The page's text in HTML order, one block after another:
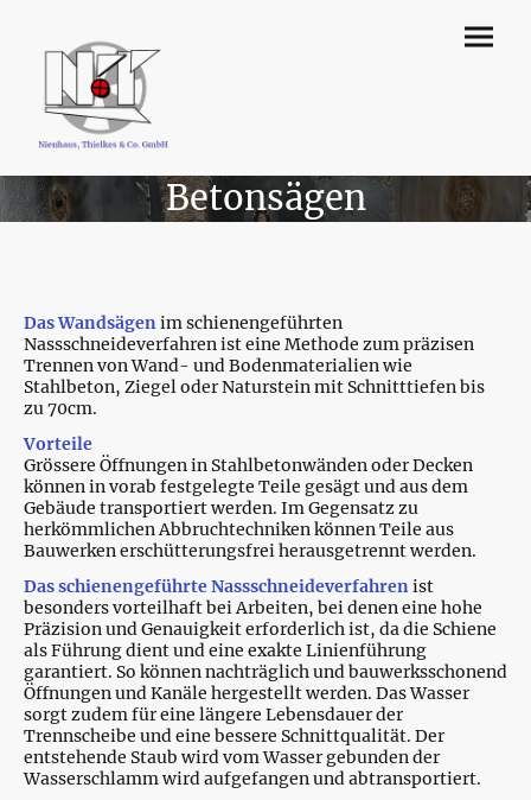
Betonsägen
Das Wandsägenim schienengeführten
Nassschneideverfahren ist eine Methode zum präzisen
Trennen von Wand- und Bodenmaterialien wie
Stahlbeton, Ziegel oder Naturstein mit Schnitttiefen bis
zu 70cm.
Vorteile
Grössere Öffnungen in Stahlbetonwänden oder Decken
können in vorab festgelegte Teile gesägt und aus dem
Gebäude transportiert werden. Im Gegensatz zu
herkömmlichen Abbruchtechniken können Teile aus
Bauwerken erschütterungsfrei herausgetrennt werden.
Dasschienengeführte Nassschneideverfahrenist
besonders vorteilhaft bei Arbeiten, bei denen eine hohe
Präzision und Genauigkeit erforderlich ist, da die Schiene
als Führung dient und eine exakte Linienführung
garantiert. So können nachträglich und bauwerksschonend
Öffnungen und Kanäle hergestellt werden. Das Wasser
sorgt zudem für eine längere Lebensdauer der
Trennscheibe und eine bessere Schnittqualität. Der
entstehende Staub wird vom Wasser gebunden der
Wasserschlamm wird aufgefangen und abtransportiert.